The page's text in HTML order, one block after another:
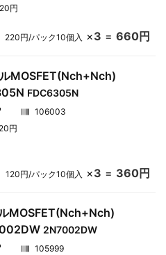
円
220円/パック10個入 ×3 = 660円
MOSFET(Nch+Nch)
FDC6305N
106003
円
120円/パック10個入 ×3 = 360円
MOSFET(Nch+Nch)
2N7002DW
105999